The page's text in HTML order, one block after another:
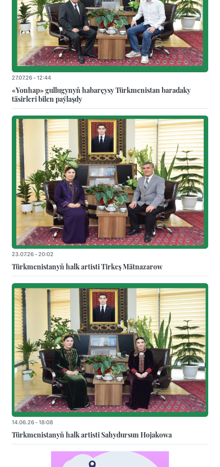
27.07.26 - 12:44
«Yonhap» gullugynyň habarçysy Türkmenistan baradaky
täsirleri bilen paýlaşdy
23.07.26 - 20:02
Türkmenistanyň halk artisti Tirkeş Mätnazarow
14.06.26 - 18:08
Türkmenistanyň halk artisti Sahydursun Hojakowa